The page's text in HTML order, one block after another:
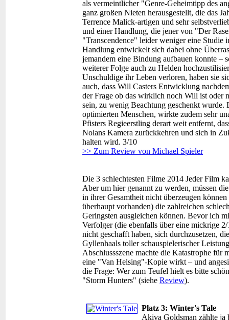
als vermeintlicher "Genre-Geheimtipp des
ganz großen Nieten herausgestellt, die das
Terrence Malick-artigen und sehr
und einer Handlung, die jener von "Der
"Transcendence" leider weniger eine
Handlung entwickelt sich dabei ohne
jemandem eine Bindung aufbauen konnte –
weiterer Folge auch zu Helden
Unschuldige ihr Leben verloren, haben sie
auch, dass Will Casters Entwicklung
der Frage ob das wirklich noch Will ist oder
sein, zu wenig Beachtung geschenkt
optimierten Menschen, wirkte zudem sehr
Pfisters Regieerstling derart weit entfernt,
Nolans Kamera zurückkehren und sich in
halten wird. 3/10
>> Zum Review von Michael Spieler
Die 3 schlechtesten Filme 2014 Jeder Film
Aber um hier genannt zu werden, müssen
in ihrer Gesamtheit nicht überzeugen
überhaupt vorhanden) die zahlreichen
Geringsten ausgleichen können. Bevor ich
Verfolger (die ebenfalls über eine mickrige
nicht geschafft haben, sich durchzusetzen,
Gyllenhaals toller schauspielerischer
Abschlussszene machte die Katastrophe
eine "Van Helsing"-Kopie wirkt – und
die Frage: Wer zum Teufel hielt es bitte
"Storm Hunters" (siehe Review).
Platz 3: Winter's Tale
Akiva Goldsman zählte ja